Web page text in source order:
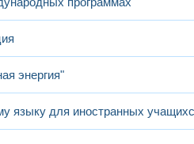
энергия"
языку для иностранных